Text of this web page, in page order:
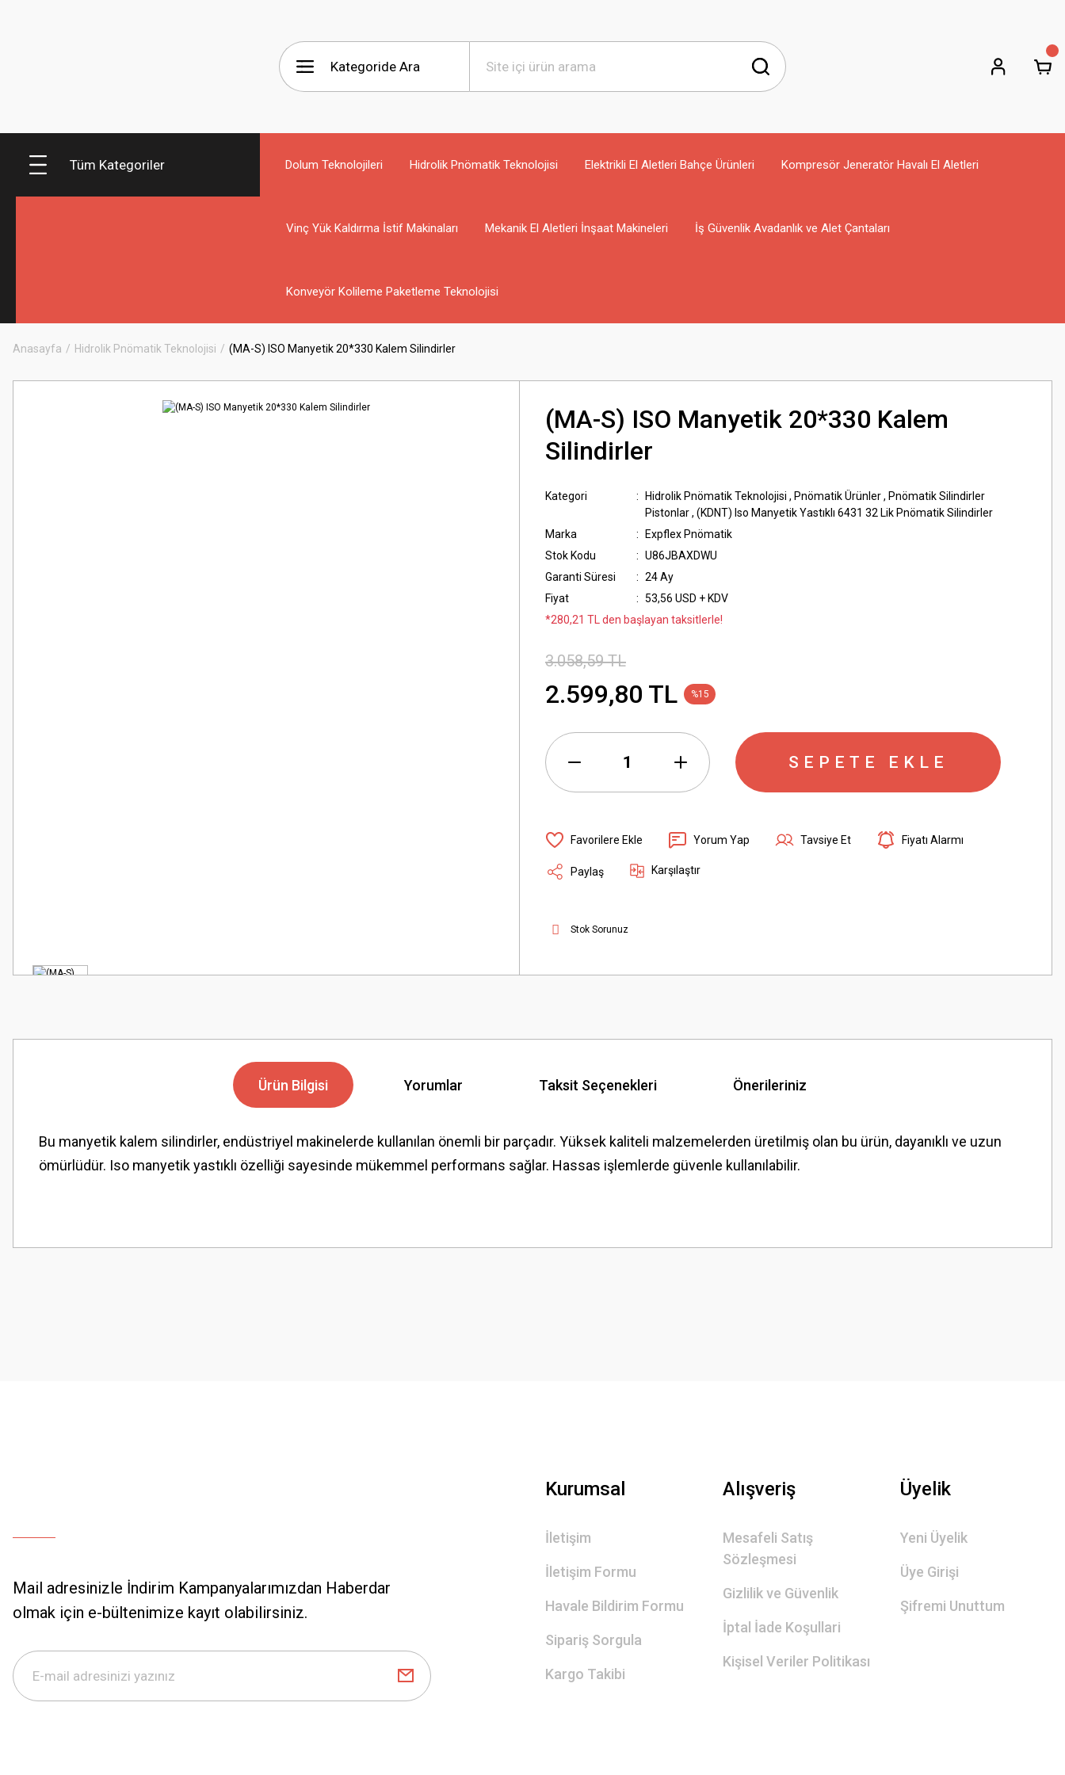
Tüm Kategoriler Dolum Teknolojileri Hidrolik Pnömatik Teknolojisi Elektrikli El Aletleri Bahçe Ürünleri Kompresör Jeneratör Havalı El Aletleri
Vinç Yük Kaldırma İstif Makinaları Mekanik El Aletleri İnşaat Makineleri İş Güvenlik Avadanlık ve Alet Çantaları
Konveyör Kolileme Paketleme Teknolojisi
Anasayfa Hidrolik Pnömatik Teknolojisi (MA-S) ISO Manyetik 20*330 Kalem Silindirler
(MA-S) ISO Manyetik 20*330 Kalem
Silindirler
Kategori Hidrolik Pnömatik Teknolojisi , Pnömatik Ürünler, Pnömatik Silindirler
Pistonlar, (KDNT) Iso Manyetik Yastıklı 6431 32 Lik Pnömatik Silindirler
Marka
Expflex Pnömatik
Stok Kodu
U86JBAXDWU
Garanti Süresi
24 Ay
Fiyat
53,56 USD + KDV
*280,21 TL den başlayan taksitlerle!
3.058,59 TL
2.599,80 TL %15
SEPETE EKLE
Yorum Yap Tavsiye Et Fiyatı Alarmı
Paylaş Karşılaştır
Stok Sorunuz
Ürün Bilgisi Yorumlar Taksit Seçenekleri Önerileriniz
Bu manyetik kalem silindirler, endüstriyel makinelerde kullanılan önemli bir parçadır. Yüksek kaliteli malzemelerden üretilmiş olan bu ürün, dayanıklı ve uzun
ömürlüdür. Iso manyetik yastıklı özelliği sayesinde mükemmel performans sağlar. Hassas işlemlerde güvenle kullanılabilir.
Görüş ve önerileriniz için teşekkür ederiz.
Mail adresinizle İndirim Kampanyalarımızdan Haberdar
olmak için e-bültenimize kayıt olabilirsiniz.
Kurumsal
İletişim
İletişim Formu
Havale Bildirim Formu
Sipariş Sorgula
Kargo Takibi
Alışveriş
Mesafeli Satış
Sözleşmesi
Gizlilik ve Güvenlik
İptal İade Koşullari
Kişisel Veriler Politikası
Üyelik
Yeni Üyelik
Üye Girişi
Şifremi Unuttum